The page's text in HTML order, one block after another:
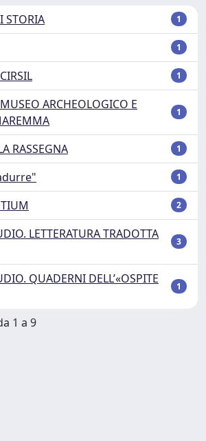
STORIA
1
1
1
ARCHEOLOGICO E
1
RASSEGNA 1
1
2
LETTERATURA TRADOTTA
3
QUADERNI DELL’«OSPITE
1
1 a 9